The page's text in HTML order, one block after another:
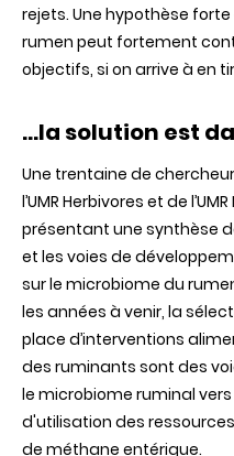
rejets. Une hypothèse
rumen peut fortement
objectifs, si on arrive à en
…la solution est
Une trentaine de
l’UMR Herbivores et de
présentant une synthèse
et les voies de
sur le microbiome du
les années à venir, la
place d’interventions
des ruminants sont des
le microbiome ruminal
d'utilisation des
de méthane entérique.